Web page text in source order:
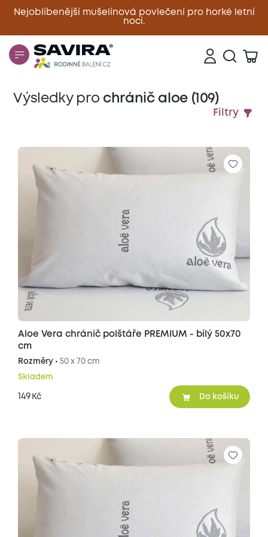
Nejoblíbenější mušelínová povlečení pro horké letní
noci.
Zavřít
Výsledky pro chránič aloe (109)
Filtry
Aloe Vera chránič polštáře PREMIUM - bílý 50x70
cm
Rozměry • 50 x 70 cm
Skladem
149 Kč Do košíku